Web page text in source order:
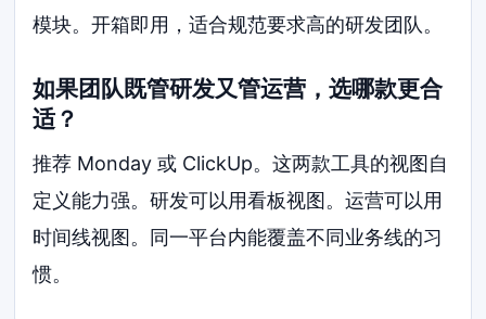
模块。开箱即用，适合规范要求高的研发团队。
如果团队既管研发又管运营，选哪款更合
适？
推荐 Monday 或 ClickUp。这两款工具的视图自
定义能力强。研发可以用看板视图。运营可以用
时间线视图。同一平台内能覆盖不同业务线的习
惯。